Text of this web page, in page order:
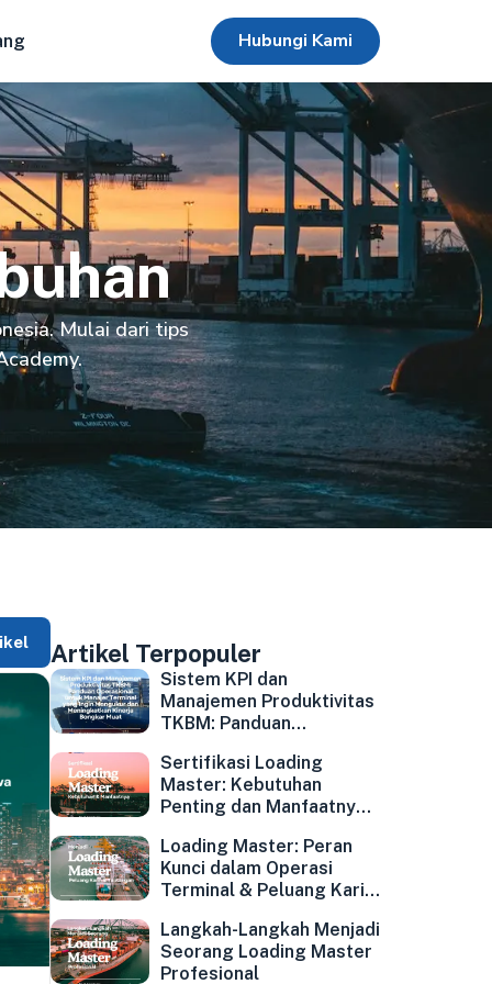
Hubungi Kami
Mulai dari tips
Artikel Terpopuler
Sistem KPI dan
Manajemen Produktivitas
TKBM: Panduan
Manajer Terminal yang
Ingin Mengukur dan
Meningkatkan Kinerja
Bongkar Muat
Sertifikasi Loading
Master: Kebutuhan
Penting dan Manfaatnya
Loading Master: Peran
Kunci dalam Operasi
Terminal & Peluang Karir
Langkah-Langkah Menjadi
Seorang Loading Master
Profesional